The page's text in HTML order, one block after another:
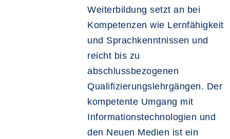
Weiterbildung setzt an bei
Kompetenzen wie Lernfähigkeit
und Sprachkenntnissen und
reicht bis zu
abschlussbezogenen
Qualifizierungslehrgängen. Der
kompetente Umgang mit
Informationstechnologien und
den Neuen Medien ist ein